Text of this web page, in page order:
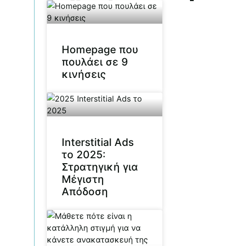
Homepage που
πουλάει σε 9
κινήσεις
Interstitial Ads
το 2025:
Στρατηγική για
Μέγιστη
Απόδοση